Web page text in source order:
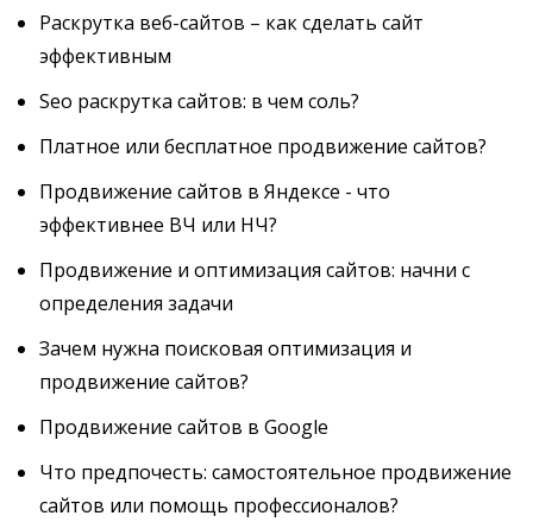
Раскрутка веб-сайтов – как сделать сайт
эффективным
Seo раскрутка сайтов: в чем соль?
Платное или бесплатное продвижение сайтов?
Продвижение сайтов в Яндексе - что
эффективнее ВЧ или НЧ?
Продвижение и оптимизация сайтов: начни с
определения задачи
Зачем нужна поисковая оптимизация и
продвижение сайтов?
Продвижение сайтов в Google
Что предпочесть: самостоятельное продвижение
сайтов или помощь профессионалов?